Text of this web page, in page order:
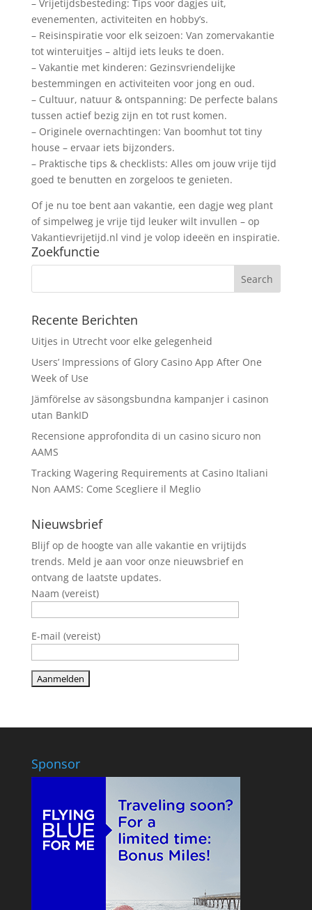
– Vrijetijdsbesteding: Tips voor dagjes uit,
evenementen, activiteiten en hobby’s.
– Reisinspiratie voor elk seizoen: Van zomervakantie
tot winteruitjes – altijd iets leuks te doen.
– Vakantie met kinderen: Gezinsvriendelijke
bestemmingen en activiteiten voor jong en oud.
– Cultuur, natuur & ontspanning: De perfecte balans
tussen actief bezig zijn en tot rust komen.
– Originele overnachtingen: Van boomhut tot tiny
house – ervaar iets bijzonders.
– Praktische tips & checklists: Alles om jouw vrije tijd
goed te benutten en zorgeloos te genieten.
Of je nu toe bent aan vakantie, een dagje weg plant
of simpelweg je vrije tijd leuker wilt invullen – op
Vakantievrijetijd.nl vind je volop ideeën en inspiratie.
Zoekfunctie
Recente Berichten
Uitjes in Utrecht voor elke gelegenheid
Users’ Impressions of Glory Casino App After One
Week of Use
Jämförelse av säsongsbundna kampanjer i casinon
utan BankID
Recensione approfondita di un casino sicuro non
AAMS
Tracking Wagering Requirements at Casino Italiani
Non AAMS: Come Scegliere il Meglio
Nieuwsbrief
Blijf op de hoogte van alle vakantie en vrijtijds
trends. Meld je aan voor onze nieuwsbrief en
ontvang de laatste updates.
Naam (vereist)
E-mail (vereist)
Sponsor